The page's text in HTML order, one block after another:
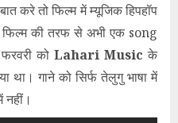
करे तो फिल्म में म्यूजिक हिपहॉप
फिल्म की तरफ से अभी एक song
कोLahari Music के
था। गाने को सिर्फ तेलुगु भाषा में
नहीं।